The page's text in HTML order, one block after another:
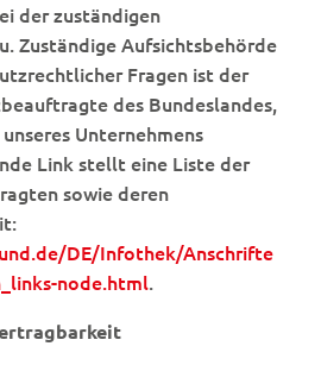
der zuständigen
Zuständige Aufsichtsbehörde
Fragen ist der
des Bundeslandes,
Unternehmens
Link stellt eine Liste der
sowie deren
DE/Infothek/Anschrifte
node.html.